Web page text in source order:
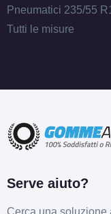
Pneumatici 235/55
Tutti le misure
Serve aiuto?